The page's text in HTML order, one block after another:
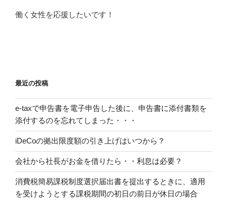
働く女性を応援したいです！
最近の投稿
e-taxで申告書を電子申告した後に、申告書に添付書類を
添付するのを忘れてしまった・・・
iDeCoの拠出限度額の引き上げはいつから？
会社から社長がお金を借りたら・・利息は必要？
消費税簡易課税制度選択届出書を提出するときに、適用
を受けようとする課税期間の初日の前日が休日の場合